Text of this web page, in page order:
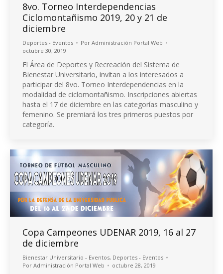
8vo. Torneo Interdependencias
Ciclomontañismo 2019, 20 y 21 de
diciembre
Deportes - Eventos Por Administración Portal Web
octubre 30, 2019
El Área de Deportes y Recreación del Sistema de
Bienestar Universitario, invitan a los interesados a
participar del 8vo. Torneo Interdependencias en la
modalidad de ciclomontañismo. Inscripciones abiertas
hasta el 17 de diciembre en las categorías masculino y
femenino. Se premiará los tres primeros puestos por
categoría.
Copa Campeones UDENAR 2019, 16 al 27
de diciembre
Bienestar Universitario - Eventos, Deportes - Eventos
Por Administración Portal Web octubre 28, 2019